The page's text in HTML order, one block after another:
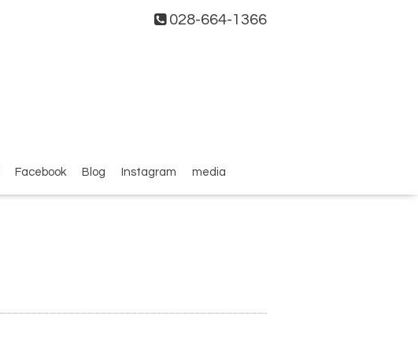
028-664-1366
Facebook Blog Instagram media